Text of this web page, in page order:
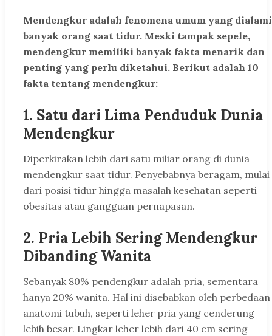
Mendengkur adalah fenomena umum yang dialami
banyak orang saat tidur. Meski tampak sepele,
mendengkur memiliki banyak fakta menarik dan
penting yang perlu diketahui. Berikut adalah 10
fakta tentang mendengkur:
1. Satu dari Lima Penduduk Dunia
Mendengkur
Diperkirakan lebih dari satu miliar orang di dunia
mendengkur saat tidur. Penyebabnya beragam, mulai
dari posisi tidur hingga masalah kesehatan seperti
obesitas atau gangguan pernapasan.
2. Pria Lebih Sering Mendengkur
Dibanding Wanita
Sebanyak 80% pendengkur adalah pria, sementara
hanya 20% wanita. Hal ini disebabkan oleh perbedaan
anatomi tubuh, seperti leher pria yang cenderung
lebih besar. Lingkar leher lebih dari 40 cm sering